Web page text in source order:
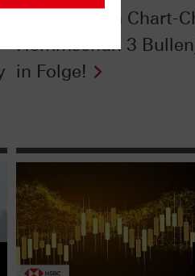
S&P 500® im Chart-
Hemmschuh 3
in Folge!